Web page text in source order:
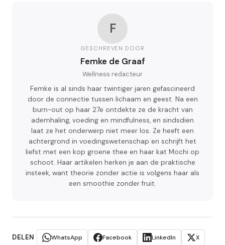
F
GESCHREVEN DOOR
Femke de Graaf
Wellness redacteur
Femke is al sinds haar twintiger jaren gefascineerd
door de connectie tussen lichaam en geest. Na een
burn-out op haar 27e ontdekte ze de kracht van
ademhaling, voeding en mindfulness, en sindsdien
laat ze het onderwerp niet meer los. Ze heeft een
achtergrond in voedingswetenschap en schrijft het
liefst met een kop groene thee en haar kat Mochi op
schoot. Haar artikelen herken je aan de praktische
insteek, want theorie zonder actie is volgens haar als
een smoothie zonder fruit.
DELEN WhatsApp Facebook LinkedIn
X